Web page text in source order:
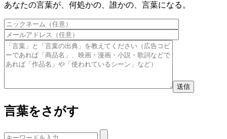
あなたの言葉が、何処かの、誰かの、言葉になる。
このフィールドは空のままにしてください。
言葉をさがす